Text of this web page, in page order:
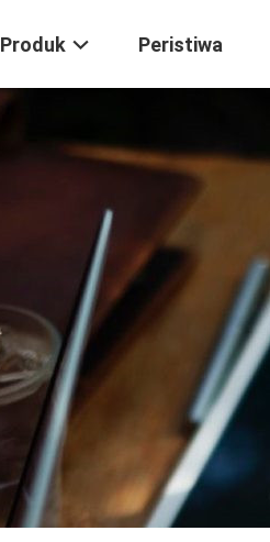
Produk Peristiwa